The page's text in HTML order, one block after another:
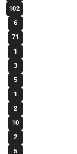
102
6
71
1
3
5
1
2
10
2
5